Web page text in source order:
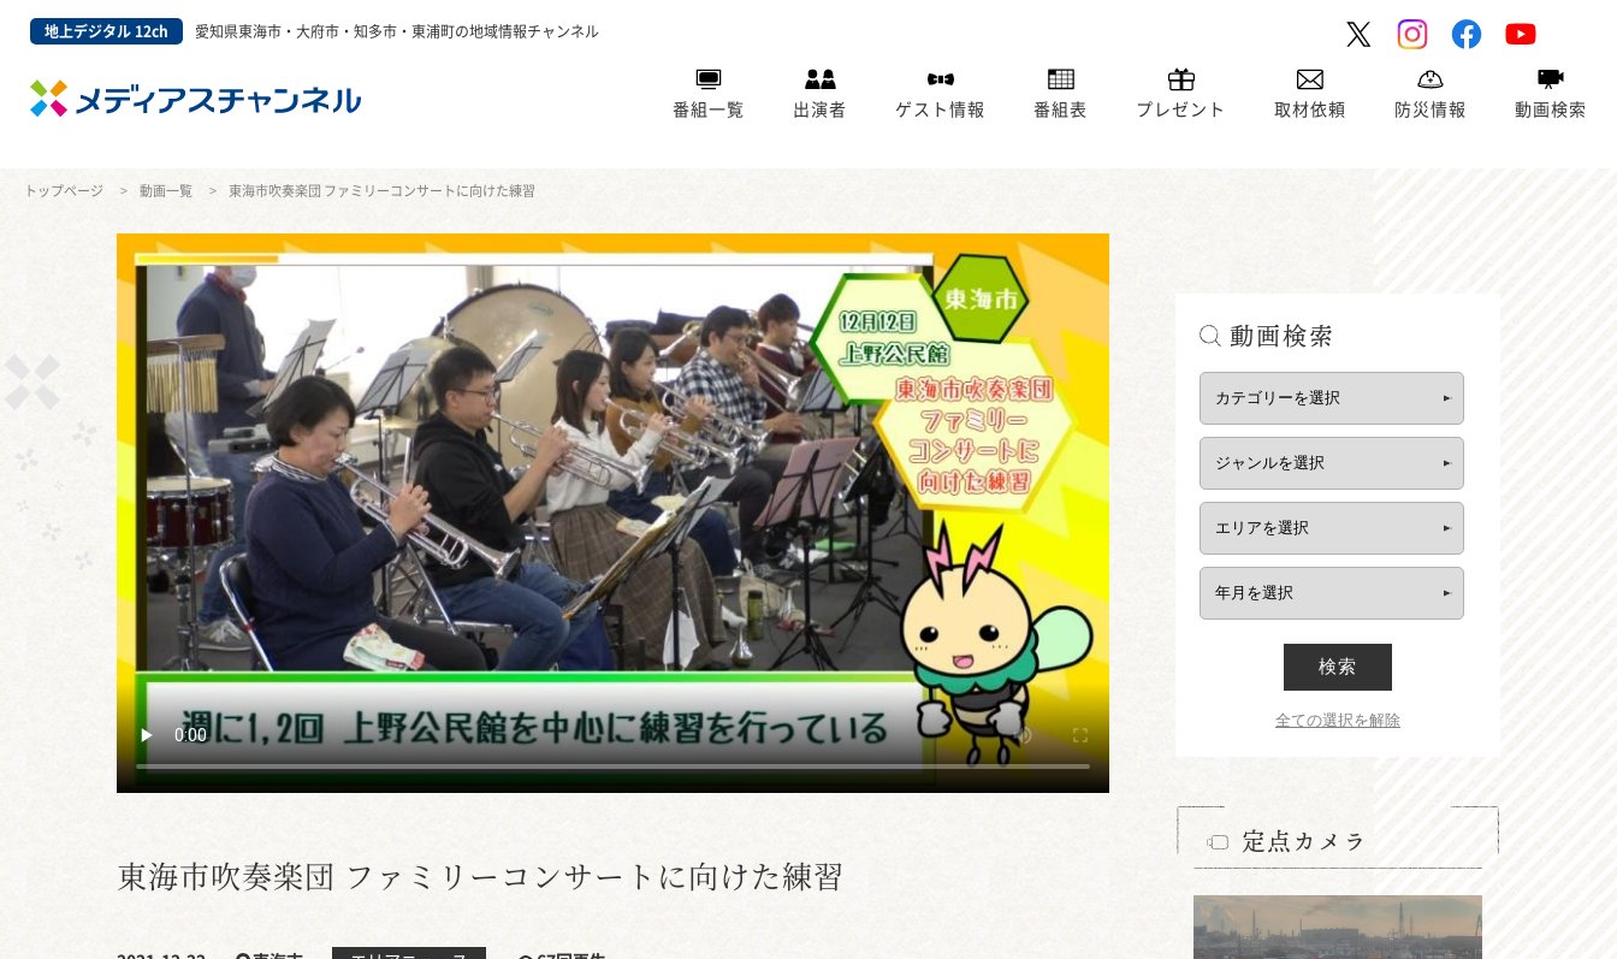
地上デジタル 12ch 愛知県東海市・大府市・知多市・東浦町の地域情報チャンネル
番組一覧 出演者 ゲスト情報 番組表 プレゼント 取材依頼 防災情報 動画検索
トップページ 動画一覧 東海市吹奏楽団 ファミリーコンサートに向けた練習
東海市吹奏楽団 ファミリーコンサートに向けた練習
動画検索
検索
全ての選択を解除
定点カメラ